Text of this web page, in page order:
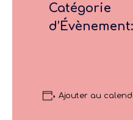
Catégorie
d’Évènement:
Ajouter au